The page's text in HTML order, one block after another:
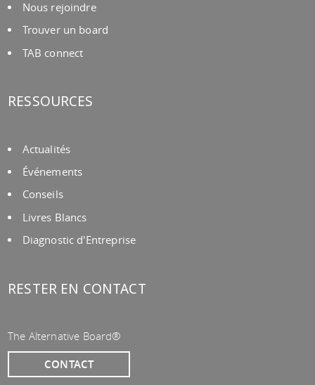
Nous rejoindre
Trouver un board
TAB connect
RESSOURCES
Actualités
Événements
Conseils
Livres Blancs
Diagnostic d'Entreprise
RESTER EN CONTACT
The Alternative Board®
CONTACT